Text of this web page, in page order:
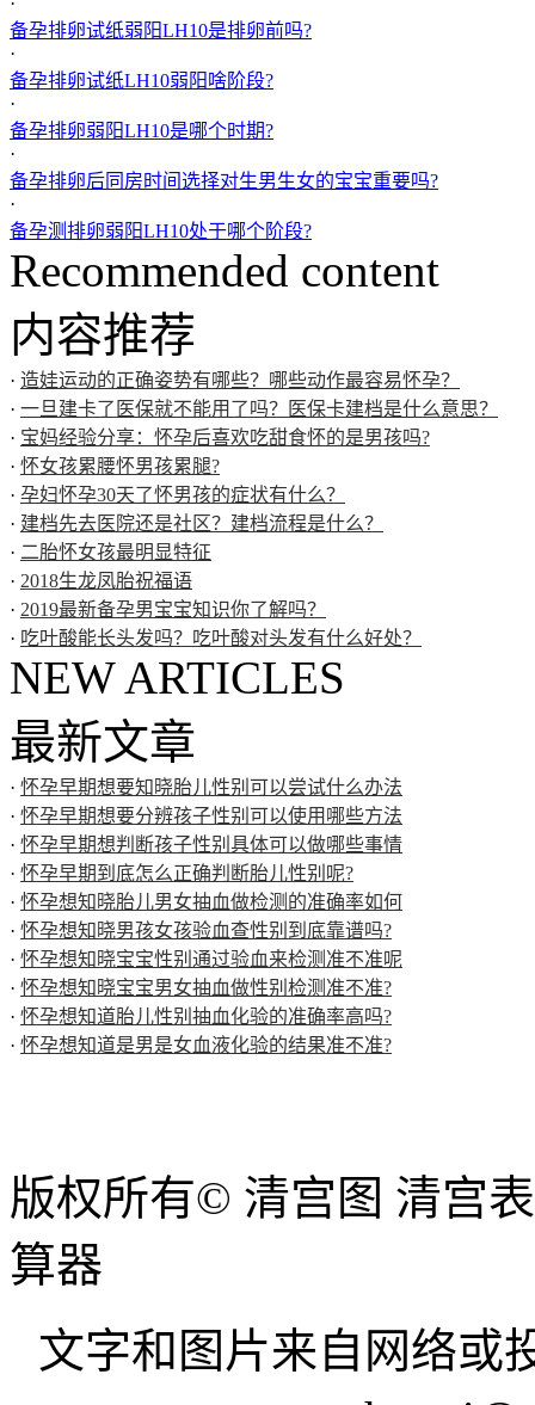
备孕排卵试纸弱阳LH10是排卵前吗?
·
备孕排卵试纸LH10弱阳啥阶段?
·
备孕排卵弱阳LH10是哪个时期?
·
备孕排卵后同房时间选择对生男生女的宝宝重要吗?
·
备孕测排卵弱阳LH10处于哪个阶段?
Recommended content
内容推荐
· 造娃运动的正确姿势有哪些？哪些动作最容易怀孕？
· 一旦建卡了医保就不能用了吗？医保卡建档是什么意思？
· 宝妈经验分享：怀孕后喜欢吃甜食怀的是男孩吗?
· 怀女孩累腰怀男孩累腿?
· 孕妇怀孕30天了怀男孩的症状有什么？
· 建档先去医院还是社区？建档流程是什么？
· 二胎怀女孩最明显特征
· 2018生龙凤胎祝福语
· 2019最新备孕男宝宝知识你了解吗？
· 吃叶酸能长头发吗？吃叶酸对头发有什么好处？
NEW ARTICLES
最新文章
· 怀孕早期想要知晓胎儿性别可以尝试什么办法
· 怀孕早期想要分辨孩子性别可以使用哪些方法
· 怀孕早期想判断孩子性别具体可以做哪些事情
· 怀孕早期到底怎么正确判断胎儿性别呢?
· 怀孕想知晓胎儿男女抽血做检测的准确率如何
· 怀孕想知晓男孩女孩验血查性别到底靠谱吗?
· 怀孕想知晓宝宝性别通过验血来检测准不准呢
· 怀孕想知晓宝宝男女抽血做性别检测准不准?
· 怀孕想知道胎儿性别抽血化验的准确率高吗?
· 怀孕想知道是男是女血液化验的结果准不准?
版权所有© 清宫图 清宫
算器
文字和图片来自网络或